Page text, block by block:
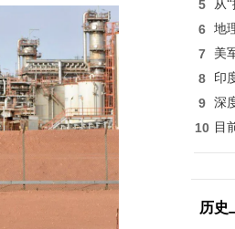
5 从
6 地
7 美
8 印
9 深
10 目
历史